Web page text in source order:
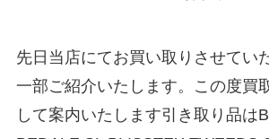
先日当店にてお買い取りさせてい
一部ご紹介いたします。この度買
して案内いたします引き取り品は